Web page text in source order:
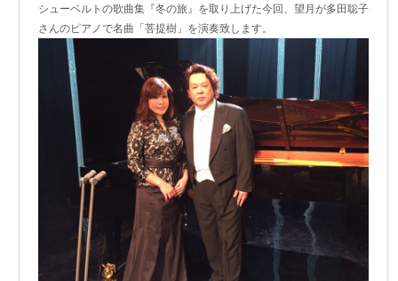
シューベルトの歌曲集『冬の旅』を取り上げた今回、望月が多田聡子
さんのピアノで名曲「菩提樹」を演奏致します。